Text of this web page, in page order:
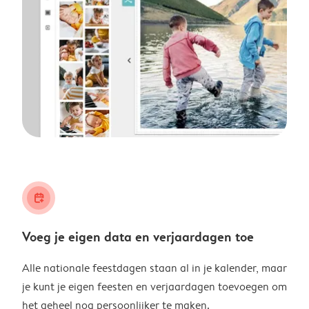
calendar_plus
Voeg je eigen data en verjaardagen toe
Alle nationale feestdagen staan al in je kalender, maar
je kunt je eigen feesten en verjaardagen toevoegen om
het geheel nog persoonlijker te maken.